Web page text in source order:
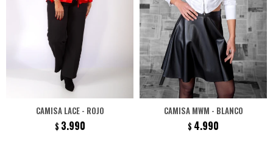
CAMISA LACE - ROJO
$ 3.990
CAMISA MWM - BLANCO
$ 4.990